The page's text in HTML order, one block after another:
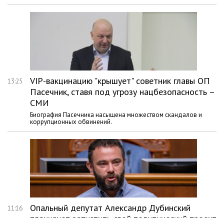
13:25
VIP-вакцинацию "крышует" советник главы ОП
Пасечник, ставя под угрозу нацбезопасность –
СМИ
Биография Пасечника насыщена множеством скандалов и
коррупционных обвинений.
11:16
Опальный депутат Александр Дубинский